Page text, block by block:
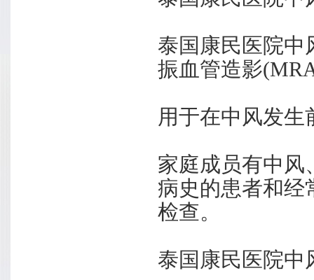
泰国康民医院
振血管造影
用于在中风发生
家庭成员有中风
病史的患者和经
检查。
泰国康民医院中